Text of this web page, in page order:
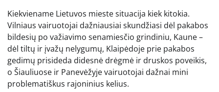
Kiekviename Lietuvos mieste situacija kiek kitokia.
Vilniaus vairuotojai dažniausiai skundžiasi dėl pakabos
bildesių po važiavimo senamiesčio grindiniu, Kaune –
dėl tiltų ir įvažų nelygumų, Klaipėdoje prie pakabos
gedimų prisideda didesnė drėgmė ir druskos poveikis,
o Šiauliuose ir Panevėžyje vairuotojai dažnai mini
problematiškus rajoninius kelius.